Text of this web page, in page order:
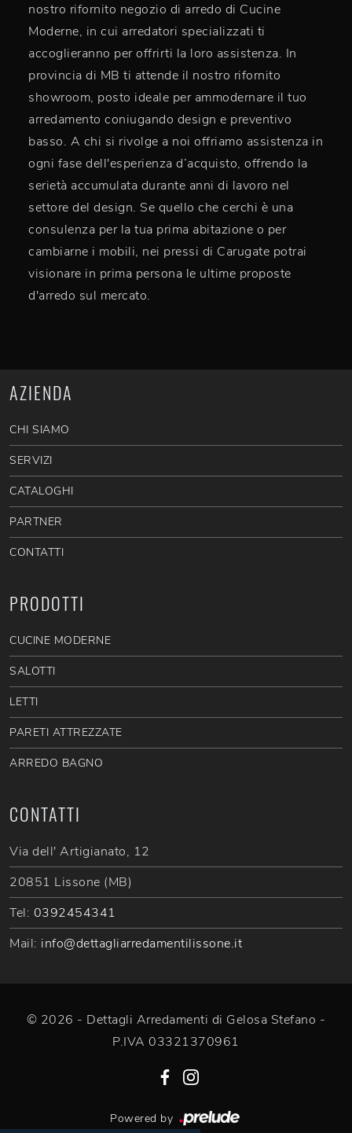
nostro rifornito negozio di arredo di Cucine
Moderne, in cui arredatori specializzati ti
accoglieranno per offrirti la loro assistenza. In
provincia di MB ti attende il nostro rifornito
showroom, posto ideale per ammodernare il tuo
arredamento coniugando design e preventivo
basso. A chi si rivolge a noi offriamo assistenza in
ogni fase dell'esperienza d’acquisto, offrendo la
serietà accumulata durante anni di lavoro nel
settore del design. Se quello che cerchi è una
consulenza per la tua prima abitazione o per
cambiarne i mobili, nei pressi di Carugate potrai
visionare in prima persona le ultime proposte
d'arredo sul mercato.
AZIENDA
CHI SIAMO
SERVIZI
CATALOGHI
PARTNER
CONTATTI
PRODOTTI
CUCINE MODERNE
SALOTTI
LETTI
PARETI ATTREZZATE
ARREDO BAGNO
CONTATTI
Via dell' Artigianato, 12
20851 Lissone (MB)
Tel: 0392454341
Mail: info@dettagliarredamentilissone.it
© 2026 - Dettagli Arredamenti di Gelosa Stefano -
P.IVA 03321370961
Powered by